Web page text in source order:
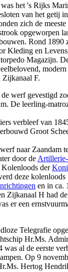
het 's Rijks
van het getij
zich de
opgeworpen
Rond 1890
Kleding en
Magazijn.
Zijkanaal F.
werf gevestigd
De leerling-
verbleef van
Groot
naar Zaandam
door de
der
deze kolenloods
en in ca.
Zijkanaal H had
er een
Telegrafie
Hr.Ms.
was al de eerste
Op 9
Hertog